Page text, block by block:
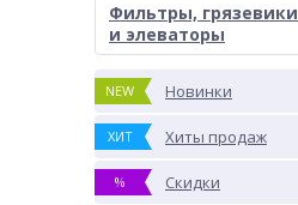
Фильтры, грязевики
и элеваторы
NEW Новинки
ХИТ Хиты продаж
% Скидки